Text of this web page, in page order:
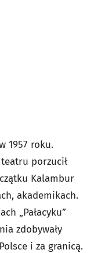
1957 roku.
porzucił
Kalambur
akademikach.
„Pałacyku”
zdobywały
i za granicą.